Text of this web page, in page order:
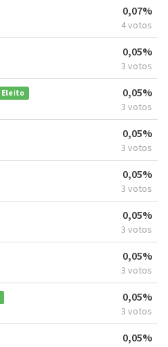
0,07%
4 votos
0,05%
3 votos
Eleito 0,05%
3 votos
0,05%
3 votos
0,05%
3 votos
0,05%
3 votos
0,05%
3 votos
0,05%
3 votos
0,05%